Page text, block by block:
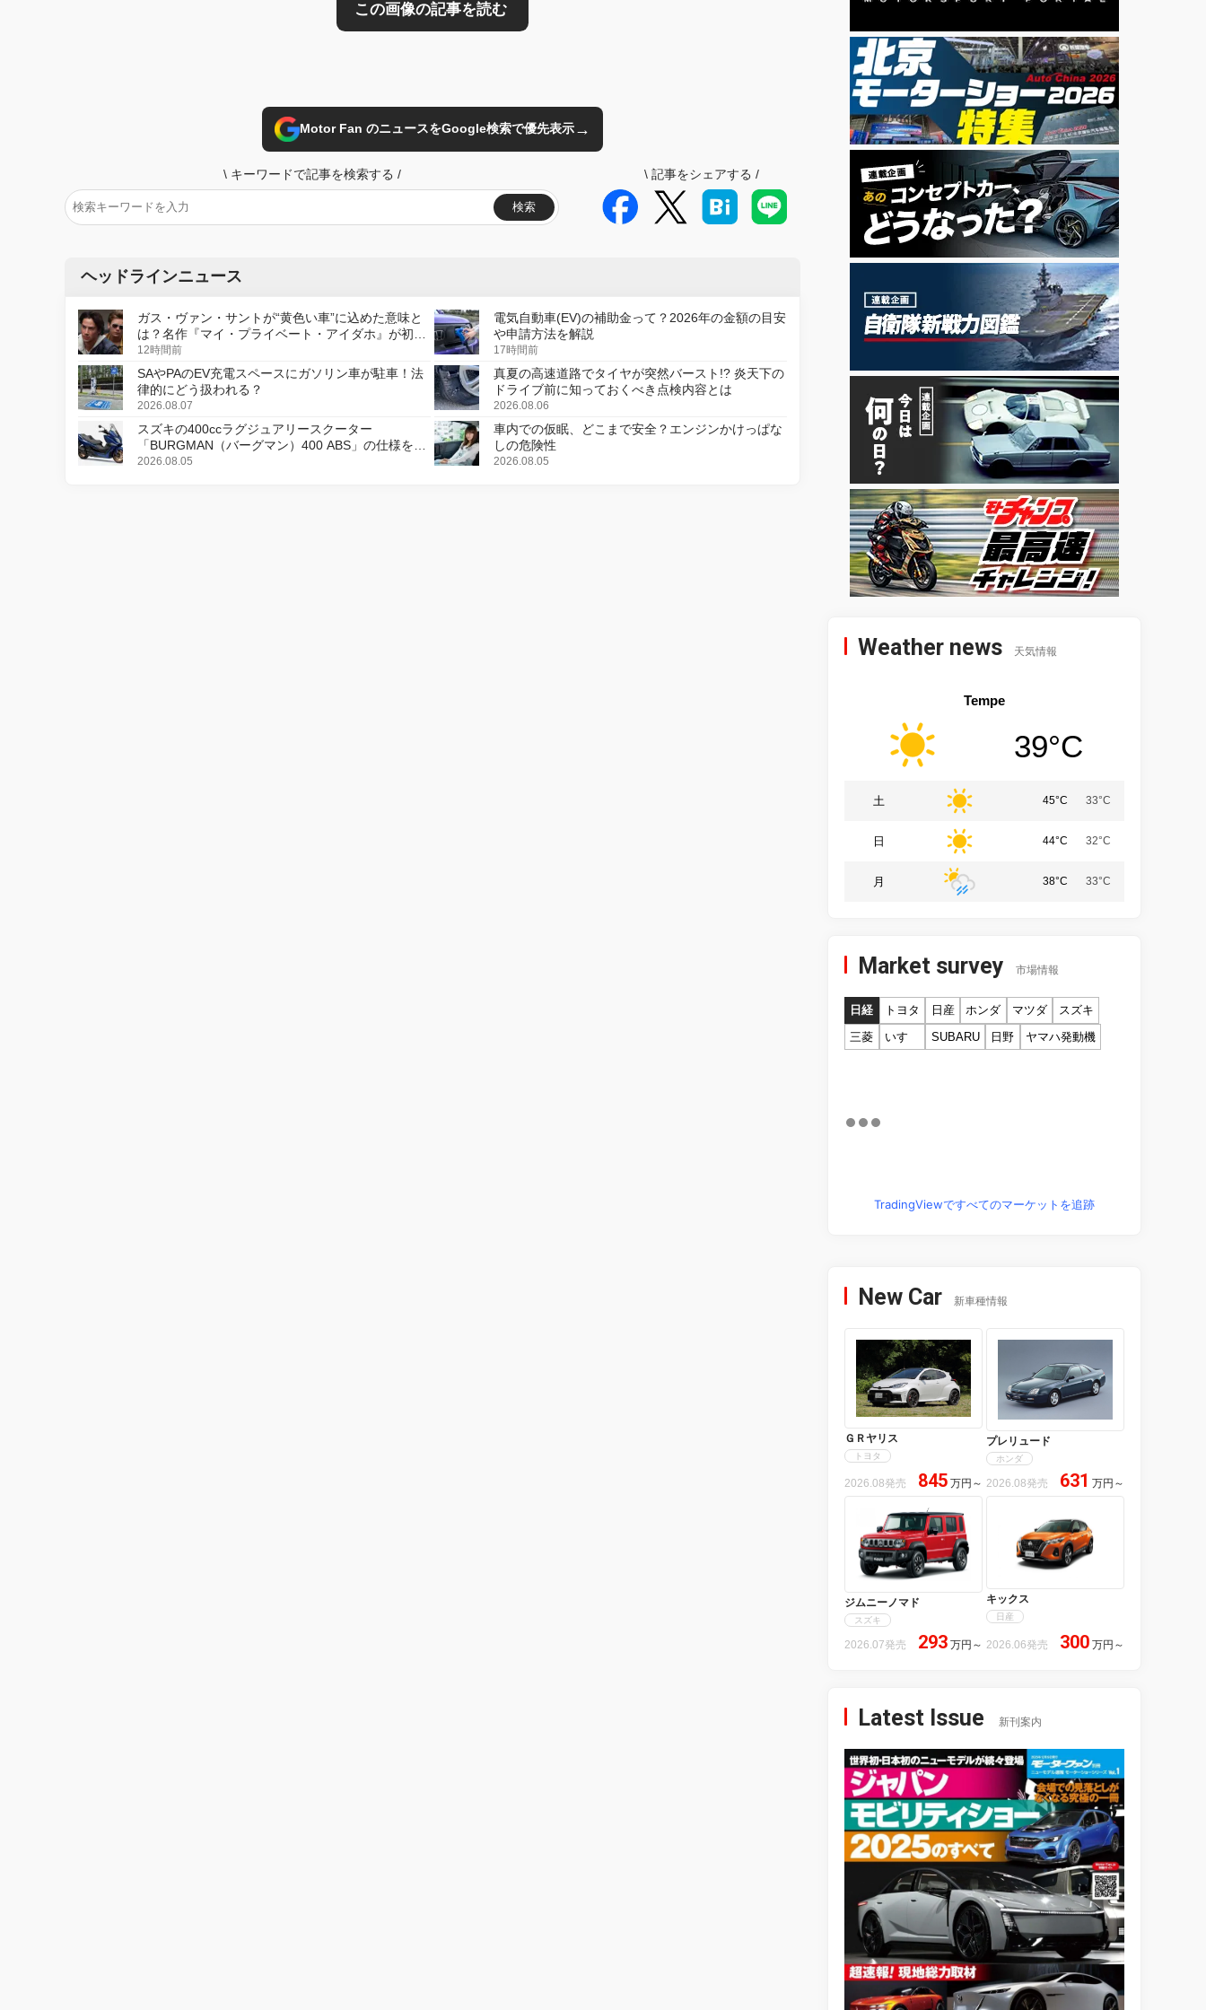
Motor Fan のニュースをGoogle検索で優先表示→
\ キーワードで記事を検索する /
検索
\ 記事をシェアする /
ヘッドラインニュース
ガス・ヴァン・サントが“黄色い車”に込めた意味と
は？名作『マイ・プライベート・アイダホ』が初の
デジタルリマスター版で復活
12時間前
電気自動車(EV)の補助金って？2026年の金額の目安
や申請方法を解説
17時間前
SAやPAのEV充電スペースにガソリン車が駐車！法
律的にどう扱われる？
2026.08.07
真夏の高速道路でタイヤが突然バースト!? 炎天下の
ドライブ前に知っておくべき点検内容とは
2026.08.06
スズキの400ccラグジュアリースクーター
「BURGMAN（バーグマン）400 ABS」の仕様を変
更し、8月18日に発売
2026.08.05
車内での仮眠、どこまで安全？エンジンかけっぱな
しの危険性
2026.08.05
Weather news 天気情報
Tempe
39°C
土 45°C 33°C
日 44°C 32°C
月 38°C 33°C
Market survey 市場情報
日経 トヨタ 日産 ホンダ マツダ
スズキ
三菱
いすゞ SUBARU 日野 ヤマハ発動機
TradingViewですべてのマーケットを追跡
New Car 新車種情報
ＧＲヤリス
トヨタ
2026.08発売 845 万円 ～
プレリュード
ホンダ
2026.08発売 631 万円 ～
ジムニーノマド
スズキ
2026.07発売 293 万円 ～
キックス
日産
2026.06発売 300 万円 ～
Latest Issue 新刊案内